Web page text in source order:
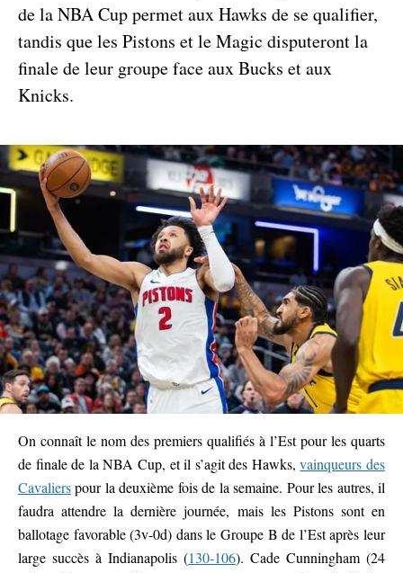
de la NBA Cup permet aux Hawks de se qualifier,
tandis que les Pistons et le Magic disputeront la
finale de leur groupe face aux Bucks et aux
Knicks.
On connaît le nom des premiers qualifiés à l’Est pour les quarts
de finale de la NBA Cup, et il s’agit des Hawks,vainqueurs des
Cavalierspour la deuxième fois de la semaine. Pour les autres, il
faudra attendre la dernière journée, mais les Pistons sont en
ballotage favorable (3v-0d) dans le Groupe B de l’Est après leur
large succès à Indianapolis (130-106). Cade Cunningham (24